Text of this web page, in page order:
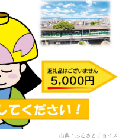
出典：ふるさとチョイス